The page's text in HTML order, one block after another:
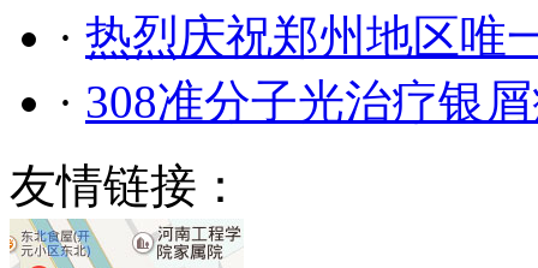
· 热烈庆祝郑州地区唯
· 308准分子光治疗银
友情链接：